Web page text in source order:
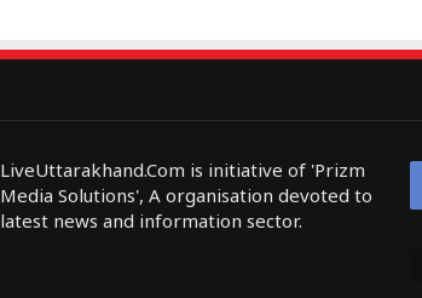
LiveUttarakhand.Com is initiative of 'Prizm
Media Solutions', A organisation devoted to
latest news and information sector.